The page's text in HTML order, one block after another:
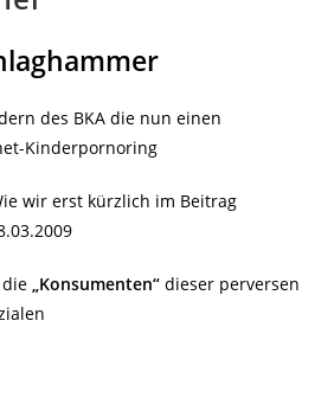
des BKA die nun einen
Kinderpornoring
wir erst kürzlich im Beitrag
„Konsumenten“ dieser perversen